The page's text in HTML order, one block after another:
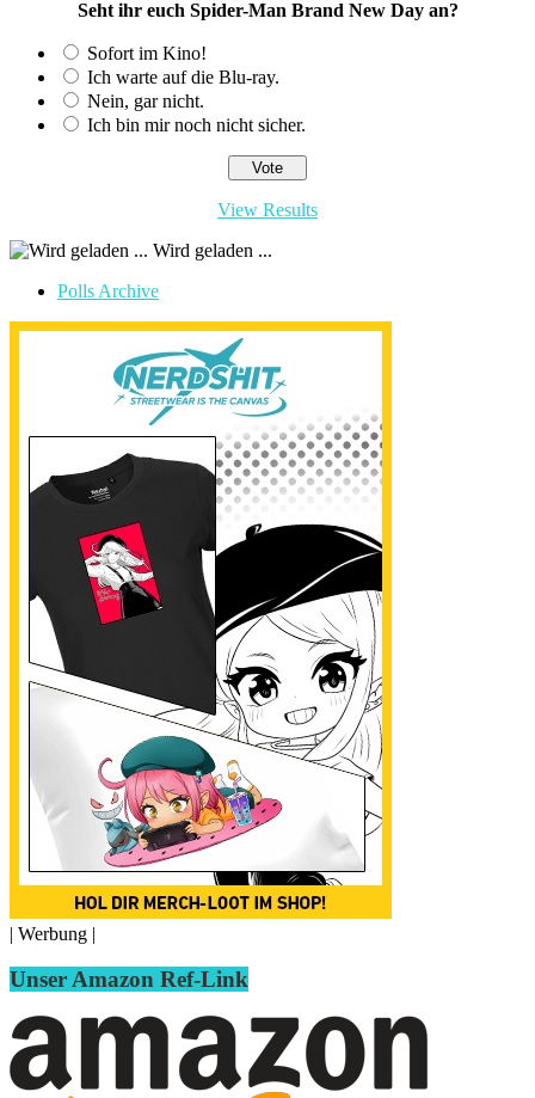
Seht ihr euch Spider-Man Brand New Day an?
Sofort im Kino!
Ich warte auf die Blu-ray.
Nein, gar nicht.
Ich bin mir noch nicht sicher.
View Results
Wird geladen ...
Polls Archive
| Werbung |
Unser Amazon Ref-Link